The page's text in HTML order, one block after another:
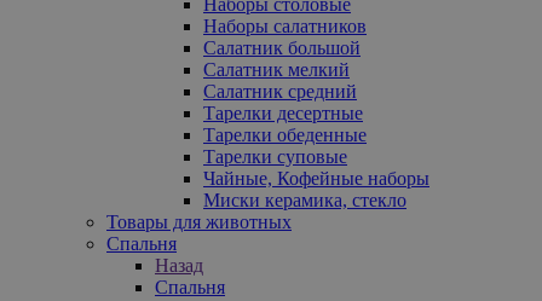
Наборы салатников
Салатник большой
Салатник мелкий
Салатник средний
Тарелки десертные
Тарелки обеденные
Тарелки суповые
Чайные, Кофейные наборы
Миски керамика, стекло
Товары для животных
Спальня
Назад
Спальня